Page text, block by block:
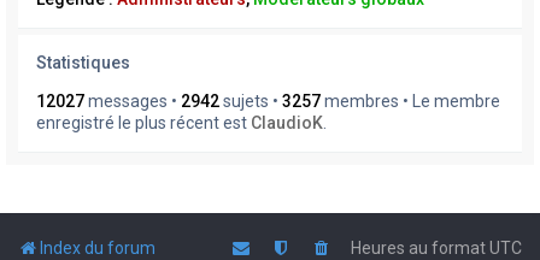
Statistiques
12027messages • 2942sujets • 3257membres • Le membre
enregistré le plus récent est ClaudioK
Index du forum Heures au formatUTC